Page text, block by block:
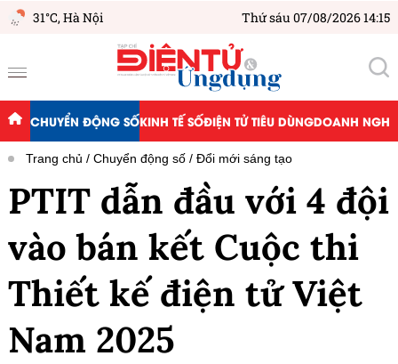
31°C,Hà Nội Thứ sáu 07/08/2026 14:15
CHUYỂN ĐỘNG SỐKINH TẾ SỐĐIỆN TỬ TIÊU DÙNGDOANH
Trang chủ Chuyển động số Đổi mới sáng tạo
PTIT dẫn đầu với 4 đội
vào bán kết Cuộc thi
Thiết kế điện tử Việt
Nam 2025